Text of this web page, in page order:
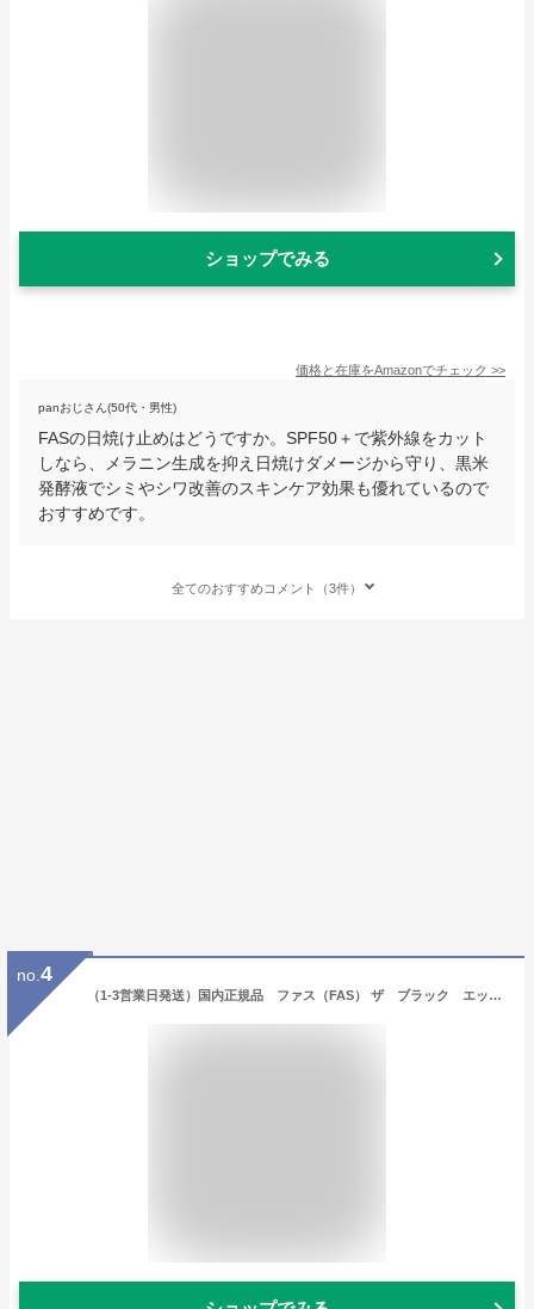
ショップでみる
価格と在庫をAmazonでチェック >>
panおじさん(50代・男性)
FASの日焼け止めはどうですか。SPF50＋で紫外線をカット
しなら、メラニン生成を抑え日焼けダメージから守り、黒米
発酵液でシミやシワ改善のスキンケア効果も優れているので
おすすめです。
全てのおすすめコメント（3件）
no. 4
（1-3営業日発送）国内正規品 ファス（FAS） ザ ブラック エッセンス 120mL／化粧水